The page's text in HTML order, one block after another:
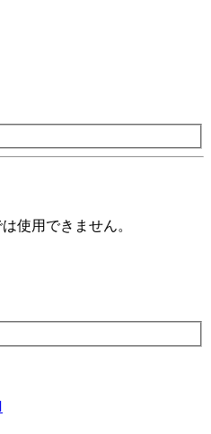
使用できません。